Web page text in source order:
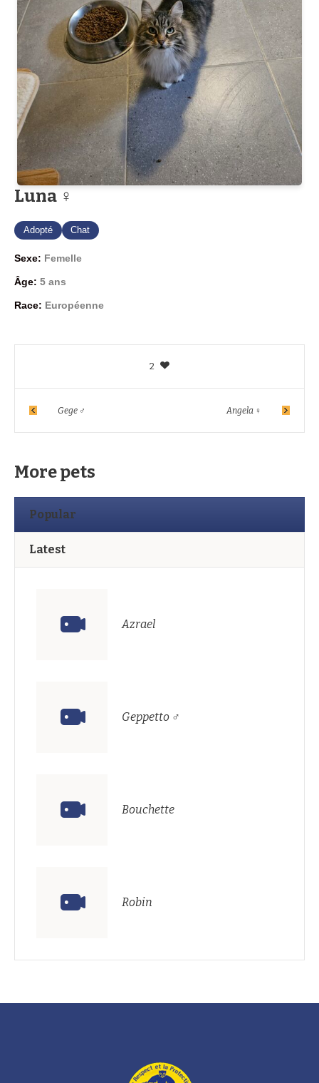
Luna ♀
Adopté Chat
Sexe: Femelle
Âge: 5 ans
Race: Européenne
2
Gege ♂ Angela ♀
More pets
Popular
Latest
Azrael
Geppetto ♂
Bouchette
Robin